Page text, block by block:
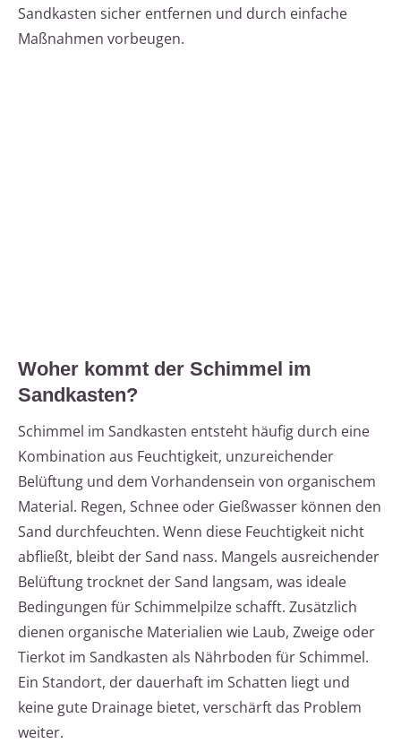
Sandkasten sicher entfernen und durch einfache
Maßnahmen vorbeugen.
Woher kommt der Schimmel im
Sandkasten?
Schimmel im Sandkasten entsteht häufig durch eine
Kombination aus Feuchtigkeit, unzureichender
Belüftung und dem Vorhandensein von organischem
Material. Regen, Schnee oder Gießwasser können den
Sand durchfeuchten. Wenn diese Feuchtigkeit nicht
abfließt, bleibt der Sand nass. Mangels ausreichender
Belüftung trocknet der Sand langsam, was ideale
Bedingungen für Schimmelpilze schafft. Zusätzlich
dienen organische Materialien wie Laub, Zweige oder
Tierkot im Sandkasten als Nährboden für Schimmel.
Ein Standort, der dauerhaft im Schatten liegt und
keine gute Drainage bietet, verschärft das Problem
weiter.